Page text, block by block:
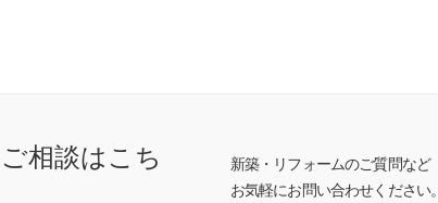
ご相談はこち
新築・リフォームのご質問など
お気軽にお問い合わせください。